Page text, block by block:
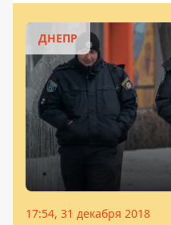
ДНЕПР
17:54, 31 декабря 2018